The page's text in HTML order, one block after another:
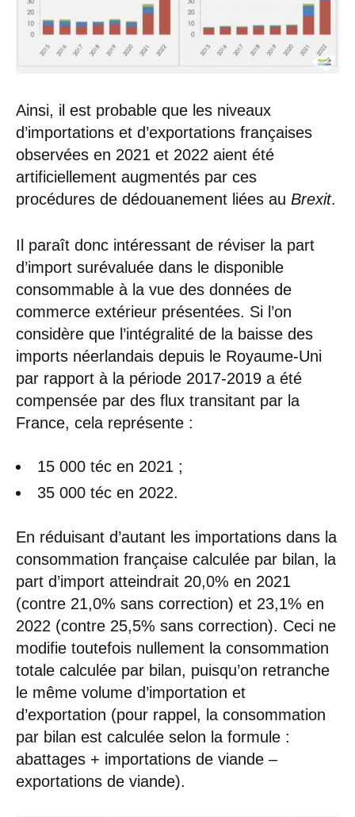
Ainsi, il est probable que les niveaux
d’importations et d’exportations françaises
observées en 2021 et 2022 aient été
artificiellement augmentés par ces
procédures de dédouanement liées au Brexit.
Il paraît donc intéressant de réviser la part
d’import surévaluée dans le disponible
consommable à la vue des données de
commerce extérieur présentées. Si l’on
considère que l’intégralité de la baisse des
imports néerlandais depuis le Royaume-Uni
par rapport à la période 2017-2019 a été
compensée par des flux transitant par la
France, cela représente :
15 000 téc en 2021 ;
35 000 téc en 2022.
En réduisant d’autant les importations dans la
consommation française calculée par bilan, la
part d’import atteindrait 20,0% en 2021
(contre 21,0% sans correction) et 23,1% en
2022 (contre 25,5% sans correction). Ceci ne
modifie toutefois nullement la consommation
totale calculée par bilan, puisqu’on retranche
le même volume d’importation et
d’exportation (pour rappel, la consommation
par bilan est calculée selon la formule :
abattages + importations de viande –
exportations de viande).